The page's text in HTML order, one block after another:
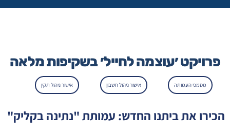
פרויקט ׳עוצמה לחייל׳ בשקיפות מלאה
מסמכי העמותה אישור ניהול חשבון אישור ניהול תקין
הכירו את ביתנו החדש: עמותת "נתינה בקליק"